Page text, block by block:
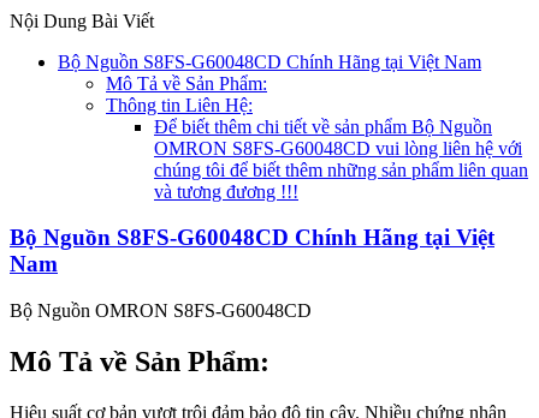
Nội Dung Bài Viết
Bộ Nguồn S8FS-G60048CD Chính Hãng tại Việt Nam
Mô Tả về Sản Phẩm:
Thông tin Liên Hệ:
Để biết thêm chi tiết về sản phẩm Bộ Nguồn
OMRON S8FS-G60048CD vui lòng liên hệ với
chúng tôi để biết thêm những sản phẩm liên quan
và tương đương !!!
Bộ Nguồn S8FS-G60048CD Chính Hãng tại Việt
Nam
Bộ Nguồn OMRON S8FS-G60048CD
Mô Tả về Sản Phẩm:
Hiệu suất cơ bản vượt trội đảm bảo độ tin cậy. Nhiều chứng nhận